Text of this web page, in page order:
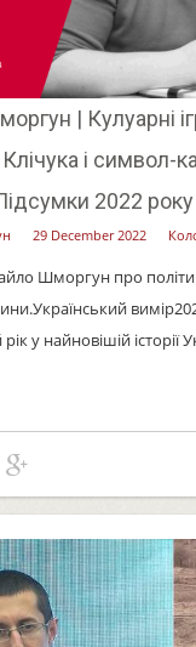
| Кулуарні
і символ-
2022 року
29 December 2022
Шморгун про
у найновішій історії